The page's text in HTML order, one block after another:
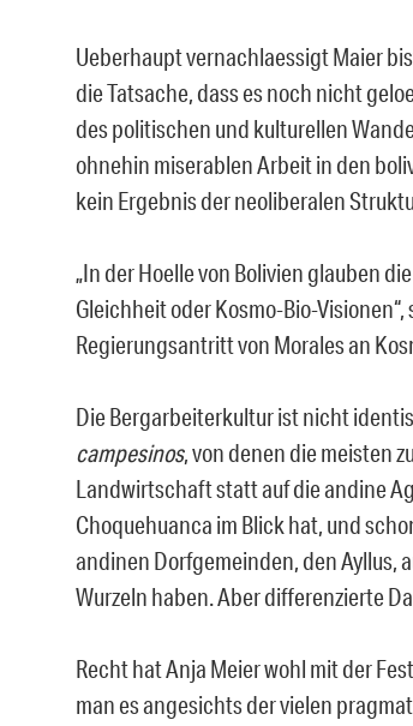
Ueberhaupt vernachlaessigt Maier
die Tatsache, dass es noch nicht
des politischen und kulturellen
ohnehin miserablen Arbeit in den
kein Ergebnis der neoliberalen
„In der Hoelle von Bolivien glauben
Gleichheit oder Kosmo-Bio-
Regierungsantritt von Morales an
Die Bergarbeiterkultur ist nicht
campesinos, von denen die meisten
Landwirtschaft statt auf die andine
Choquehuanca im Blick hat, und
andinen Dorfgemeinden, den Ayllus,
Wurzeln haben. Aber differenzierte
Recht hat Anja Meier wohl mit der
man es angesichts der vielen